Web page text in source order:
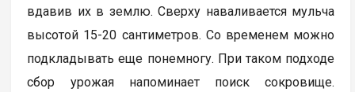
вдавив их в землю. Сверху наваливается мульча
высотой 15-20 сантиметров. Со временем можно
подкладывать еще понемногу. При таком подходе
сбор урожая напоминает поиск сокровище.